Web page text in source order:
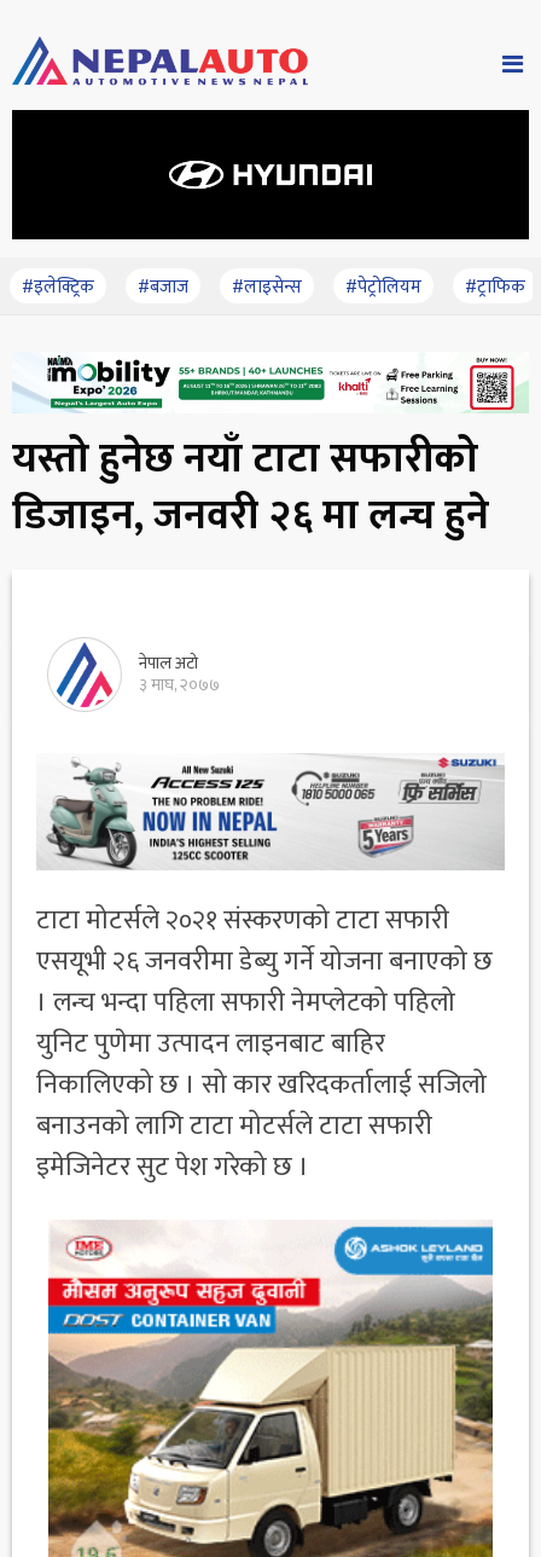
#इलेक्ट्रिक #बजाज #लाइसेन्स #पेट्रोलियम #ट्राफिक
यस्तो हुनेछ नयाँ टाटा सफारीको
डिजाइन, जनवरी २६ मा लन्च हुने
नेपाल अटो
३ माघ, २०७७
टाटा मोटर्सले २०२१ संस्करणको टाटा सफारी
एसयूभी २६ जनवरीमा डेब्यु गर्ने योजना बनाएको छ
। लन्च भन्दा पहिला सफारी नेमप्लेटको पहिलो
युनिट पुणेमा उत्पादन लाइनबाट बाहिर
निकालिएको छ । सो कार खरिदकर्तालाई सजिलो
बनाउनको लागि टाटा मोटर्सले टाटा सफारी
इमेजिनेटर सुट पेश गरेको छ ।